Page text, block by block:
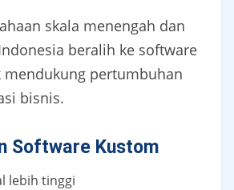
skala menengah dan
beralih ke software
pertumbuhan
bisnis.
Software Kustom
lebih tinggi